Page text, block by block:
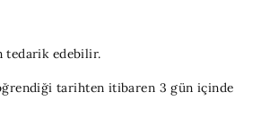
tedarik edebilir.
tarihten itibaren 3 gün içinde